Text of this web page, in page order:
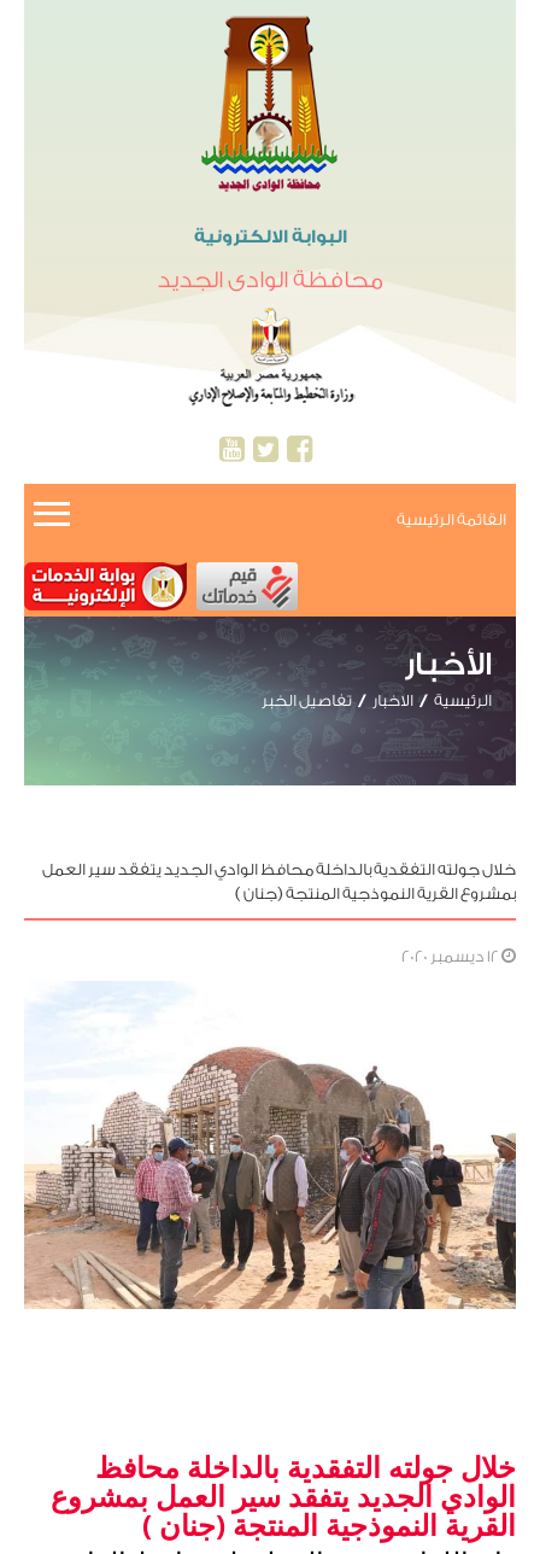
البوابة الالكترونية
محافظة الوادى الجديد
القائمة الرئيسية
الأخبار
الرئيسية الاخبار تفاصيل الخبر
خلال جولته التفقدية بالداخلة محافظ الوادي الجديد يتفقد سير العمل
بمشروع القرية النموذجية المنتجة (جنان )
خلال جولته التفقدية بالداخلة
القرية النموذجية المنتجة (جنان )